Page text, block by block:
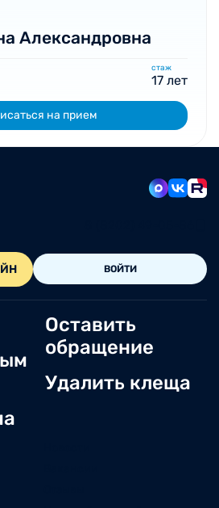
Александровна
стаж
17 лет
на прием
ВОЙТИ
Оставить
обращение
Удалить клеща